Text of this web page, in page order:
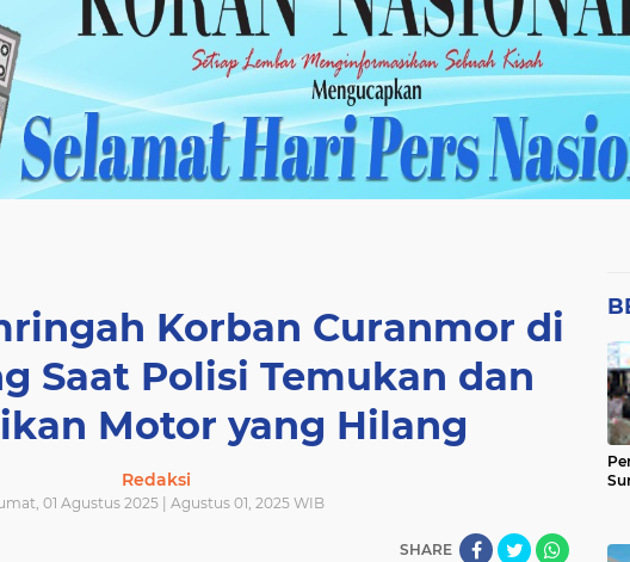
Korban Curanmor di
Saat Polisi Temukan dan
Motor yang Hilang
Redaksi
01 Agustus 2025 | Agustus 01, 2025 WIB
SHARE